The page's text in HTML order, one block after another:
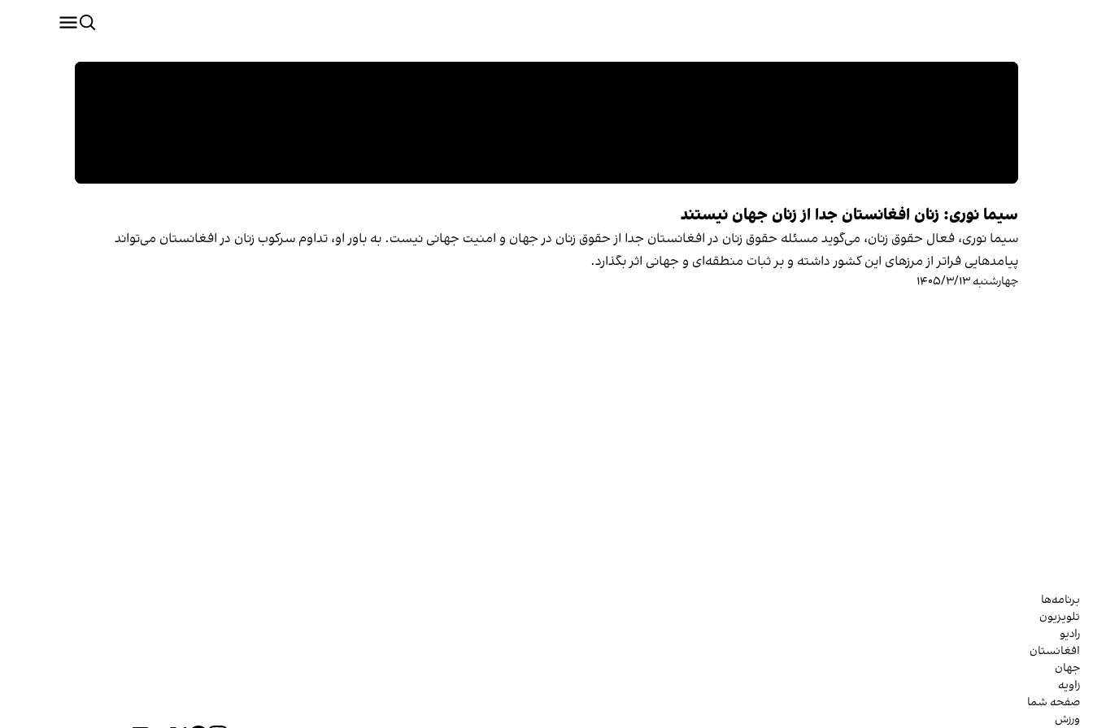
سیما نوری: زنان افغانستان جدا از زنان جهان نیستند
سیما نوری، فعال حقوق زنان، می‌گوید مسئله حقوق زنان در افغانستان جدا از حقوق زنان در جهان و امنیت جهانی نیست. به باور او، تداوم سرکوب زنان در افغانستان می‌تواند
پیامدهایی فراتر از مرزهای این کشور داشته و بر ثبات منطقه‌ای و جهانی اثر بگذارد.
چهارشنبه ۱۴۰۵/۳/۱۳
برنامه‌ها
تلویزیون
رادیو
افغانستان
جهان
زاویه
صفحه شما
ورزش